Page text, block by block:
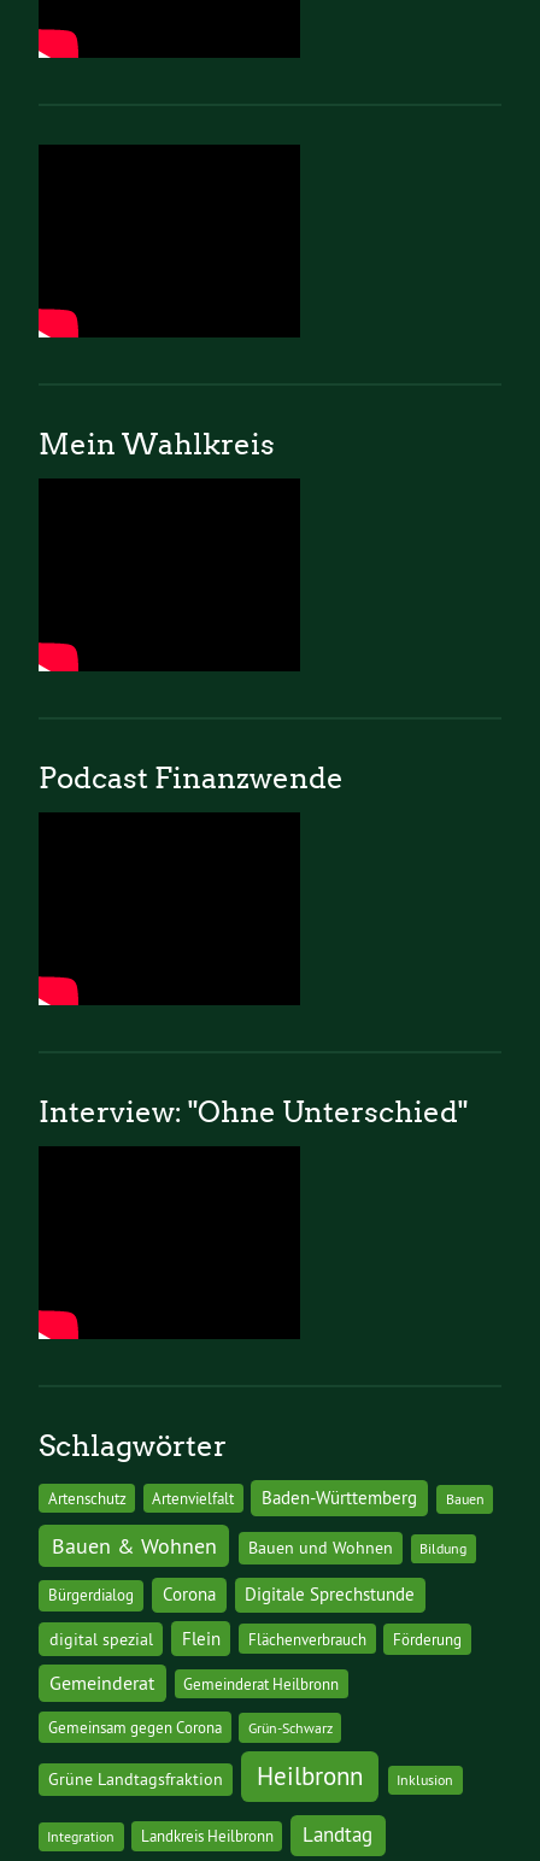
Mein Wahlkreis
Podcast Finanzwende
Interview: "Ohne Unterschied"
Schlagwörter
Artenschutz Artenvielfalt Baden-Württemberg Bauen
Bauen & Wohnen Bauen und Wohnen Bildung
Bürgerdialog Corona Digitale Sprechstunde
digital spezial Flein Flächenverbrauch Förderung
Gemeinderat Gemeinderat Heilbronn
Gemeinsam gegen Corona Grün-Schwarz
Grüne Landtagsfraktion Heilbronn Inklusion
Integration Landkreis Heilbronn Landtag